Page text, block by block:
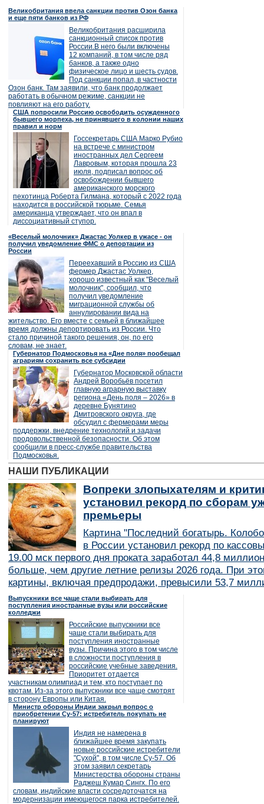
Великобритания ввела санкции против Озон банка
и еще пяти банков из РФ
Великобритания расширила
санкционный список против
России.В него были включены
12 компаний, в том числе ряд
банков, а также одно
физическое лицо и шесть судов.
Под санкции попал, в частности
Озон банк. Там заявили, что банк продолжает
работать в обычном режиме, санкции не
повлияют на его работу.
США попросили Россию освободить осужденного
бывшего морпеха, не принявшего в колонии наших
правил и норм
Госсекретарь США Марко Рубио
на встрече с министром
иностранных дел Сергеем
Лавровым, которая прошла 23
июля, подписал вопрос об
освобождении бывшего
американского морского
пехотинца Роберта Гилмана, который с 2022 года
находится в российской тюрьме. Семья
американца утверждает, что он впал в
диссоциативный ступор.
«Веселый молочник» Джастас Уолкер в ужасе - он
получил уведомление ФМС о депортации из
России
Переехавший в Россию из США
фермер Джастас Уолкер,
хорошо известный как "Веселый
молочник", сообщил, что
получил уведомление
миграционной службы об
аннулировании вида на
жительство. Его вместе с семьей в ближайшее
время должны депортировать из России. Что
стало причиной такого решения, он, по его
словам, не знает.
Губернатор Подмосковья на «Дне поля» пообещал
аграриям сохранить все субсидии
Губернатор Московской области
Андрей Воробьёв посетил
главную аграрную выставку
региона «День поля – 2026» в
деревне Бунятино
Дмитровского округа, где
обсудил с фермерами меры
поддержки, внедрение технологий и задачи
продовольственной безопасности. Об этом
сообщили в пресс-службе правительства
Подмосковья.
НАШИ ПУБЛИКАЦИИ
Вопреки злопыхателям и
установил рекорд по сборам
премьеры
Картина "Последний богатырь.
в России установил рекорд по
19.00 мск первого дня проката заработал 44,8
больше, чем другие летние релизы 2026 года. При
картины, включая предпродажи, превысили 53,7
Выпускники все чаще стали выбирать для
поступления иностранные вузы или российские
колледжи
Российские выпускники все
чаще стали выбирать для
поступления иностранные
вузы. Причина этого в том числе
в сложности поступления в
российские учебные заведения.
Приоритет отдается
участникам олимпиад и тем, кто поступает по
квотам. Из-за этого выпускники все чаще смотрят
в сторону Европы или Китая.
Министр обороны Индии закрыл вопрос о
приобретении Су-57: истребитель покупать не
планируют
Индия не намерена в
ближайшее время закупать
новые российские истребители
"Сухой", в том числе Су-57. Об
этом заявил секретарь
Министерства обороны страны
Раджеш Кумар Сингх. По его
словам, индийские власти сосредоточатся на
модернизации имеющегося парка истребителей.